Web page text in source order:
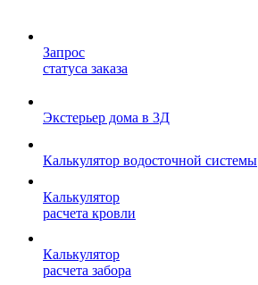
Запрос
статуса заказа
Экстерьер дома в 3Д
Калькулятор водосточной системы
Калькулятор
расчета кровли
Калькулятор
расчета забора